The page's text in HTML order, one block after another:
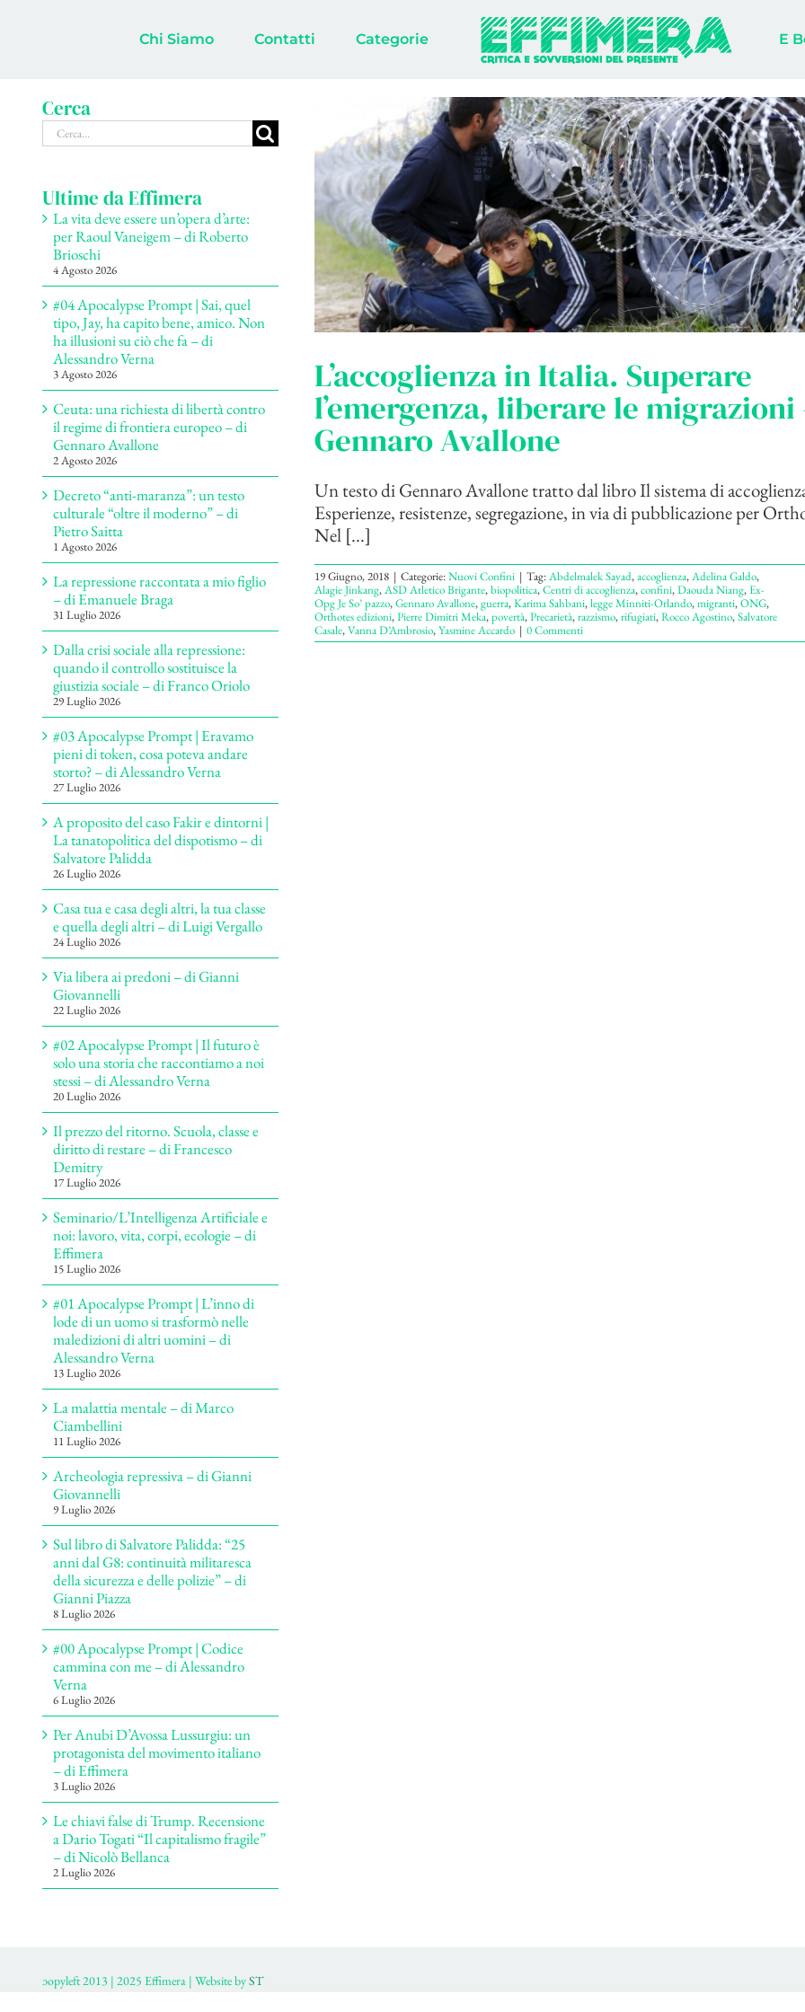
Chi Siamo Contatti Categorie E
L’accoglienza in Italia. Superare
l’emergenza, liberare le migrazioni
Gennaro Avallone
Un testo di Gennaro Avallone tratto dal libro Il sistema di
Esperienze, resistenze, segregazione, in via di pubblicazione per
Nel [...]
19 Giugno, 2018 | Categorie:Nuovi Confini | Tag:Abdelmalek Sayad,accoglienza,Adelina Galdo,
Alagie Jinkang,ASD Atletico Brigante,biopolitica,Centri di accoglienza,confini,Daouda Niang,Ex-
Opg Je So’ pazzo,Gennaro Avallone,guerra,Karima Sahbani,legge Minniti-Orlando,migranti,ONG,
Orthotes edizioni,Pierre Dimitri Meka,povertà,Precarietà,razzismo,rifugiati,Rocco Agostino,Salvatore
Casale,Vanna D’Ambrosio,Yasmine Accardo | 0 Commenti
Cerca
Cerca
per:
Ultime da Effimera
La vita deve essere un’opera d’arte:
per Raoul Vaneigem – di Roberto
Brioschi
4 Agosto 2026
#04 Apocalypse Prompt | Sai, quel
tipo, Jay, ha capito bene, amico. Non
ha illusioni su ciò che fa – di
Alessandro Verna
3 Agosto 2026
Ceuta: una richiesta di libertà contro
il regime di frontiera europeo – di
Gennaro Avallone
2 Agosto 2026
Decreto “anti-maranza”: un testo
culturale “oltre il moderno” – di
Pietro Saitta
1 Agosto 2026
La repressione raccontata a mio figlio
– di Emanuele Braga
31 Luglio 2026
Dalla crisi sociale alla repressione:
quando il controllo sostituisce la
giustizia sociale – di Franco Oriolo
29 Luglio 2026
#03 Apocalypse Prompt | Eravamo
pieni di token, cosa poteva andare
storto? – di Alessandro Verna
27 Luglio 2026
A proposito del caso Fakir e dintorni |
La tanatopolitica del dispotismo – di
Salvatore Palidda
26 Luglio 2026
Casa tua e casa degli altri, la tua classe
e quella degli altri – di Luigi Vergallo
24 Luglio 2026
Via libera ai predoni – di Gianni
Giovannelli
22 Luglio 2026
#02 Apocalypse Prompt | Il futuro è
solo una storia che raccontiamo a noi
stessi – di Alessandro Verna
20 Luglio 2026
Il prezzo del ritorno. Scuola, classe e
diritto di restare – di Francesco
Demitry
17 Luglio 2026
Seminario/L’Intelligenza Artificiale e
noi: lavoro, vita, corpi, ecologie – di
Effimera
15 Luglio 2026
#01 Apocalypse Prompt | L’inno di
lode di un uomo si trasformò nelle
maledizioni di altri uomini – di
Alessandro Verna
13 Luglio 2026
La malattia mentale – di Marco
Ciambellini
11 Luglio 2026
Archeologia repressiva – di Gianni
Giovannelli
9 Luglio 2026
Sul libro di Salvatore Palidda: “25
anni dal G8: continuità militaresca
della sicurezza e delle polizie” – di
Gianni Piazza
8 Luglio 2026
#00 Apocalypse Prompt | Codice
cammina con me – di Alessandro
Verna
6 Luglio 2026
Per Anubi D’Avossa Lussurgiu: un
protagonista del movimento italiano
– di Effimera
3 Luglio 2026
Le chiavi false di Trump. Recensione
a Dario Togati “Il capitalismo fragile”
– di Nicolò Bellanca
2 Luglio 2026
ɔopyleft 2013 | 2025 Effimera | Website byST